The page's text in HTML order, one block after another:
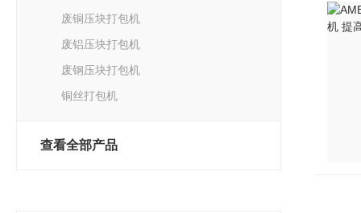
废铜压块打包机
废铝压块打包机
废钢压块打包机
铜丝打包机
查看全部产品